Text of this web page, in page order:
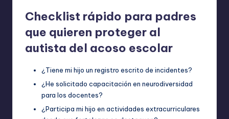
Checklist rápido para padres
que quieren proteger al
autista del acoso escolar
¿Tiene mi hijo un registro escrito de incidentes?
¿He solicitado capacitación en neurodiversidad
para los docentes?
¿Participa mi hijo en actividades extracurriculares